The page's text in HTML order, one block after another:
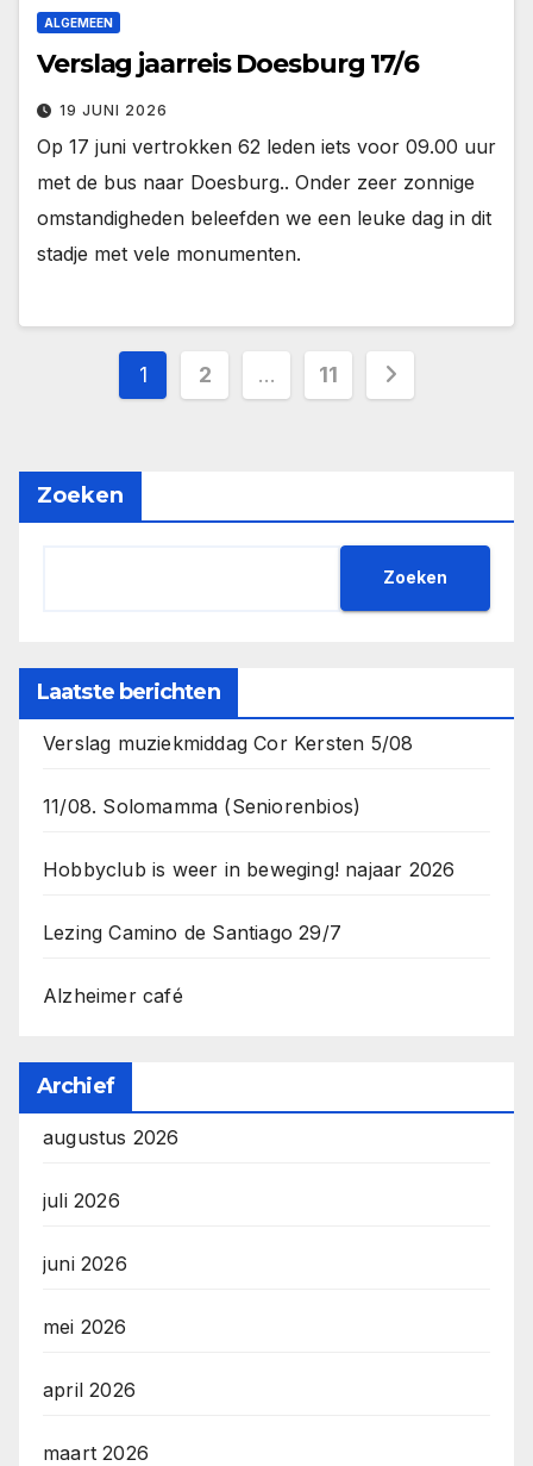
ALGEMEEN
Verslag jaarreis Doesburg 17/6
19 JUNI 2026
Op 17 juni vertrokken 62 leden iets voor 09.00 uur
met de bus naar Doesburg.. Onder zeer zonnige
omstandigheden beleefden we een leuke dag in dit
stadje met vele monumenten.
1 2 … 11
Zoeken
Zoeken
Laatste berichten
Verslag muziekmiddag Cor Kersten 5/08
11/08. Solomamma (Seniorenbios)
Hobbyclub is weer in beweging! najaar 2026
Lezing Camino de Santiago 29/7
Alzheimer café
Archief
augustus 2026
juli 2026
juni 2026
mei 2026
april 2026
maart 2026